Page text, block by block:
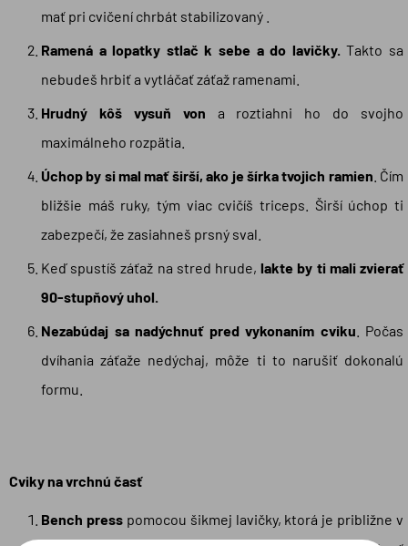
mať pri cvičení chrbát stabilizovaný .
Ramená a lopatky stlač k sebe a do lavičky. Takto sa
nebudeš hrbiť a vytláčať záťaž ramenami.
Hrudný kôš vysuň von a roztiahni ho do svojho
maximálneho rozpätia.
Úchop by si mal mať širší, ako je šírka tvojich ramien . Čím
bližšie máš ruky, tým viac cvičíš triceps. Širší úchop ti
zabezpečí, že zasiahneš prsný sval.
Keď spustíš záťaž na stred hrude,lakte by ti mali zvierať
90-stupňový uhol.
Nezabúdaj sa nadýchnuť pred vykonaním cviku . Počas
dvíhania záťaže nedýchaj, môže ti to narušiť dokonalú
formu.
Cviky na vrchnú časť
Bench press pomocou šikmej lavičky, ktorá je približne v